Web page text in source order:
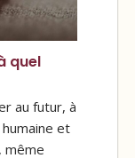
quel
au futur, à
et
même